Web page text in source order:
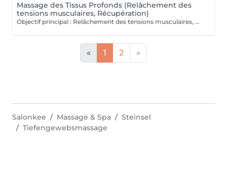
Massage des Tissus Profonds (Relâchement des
tensions musculaires, Récupération)
Objectif principal : Relâchement des tensions musculaires, Récupération. Massage intense ciblant les couches musculaires profondes pour soulager les tensions. Il agit directement sur les fibres musculaires, améliore la mobilité et restaure la souplesse des tissus. Véritable rituel de détente et de récupération, le massage des tissus profonds est un soin d'exception qui agit au cur des tensions musculaires. Grâce à des manuvres lentes et précises, il libère les zones de stress, relance la circulation et rééquilibre le corps en profondeur. Ce massage offre une sensation immédiate de relâchement, tout en procurant un bien-être durable et une profonde harmonisation du corps et de l'esprit. Fréquence recommandée : une séance par semaine en phase de soulagement pendant 2 à 4 semaines afin de libérer les tensions profondes et soutenir la récupération musculaire, puis une séance toutes les 3 à 4 semaines en entretien pour préserver souplesse, mobilité et confort durable.
« 1 2 »
Salonkee Massage & Spa
Steinsel
Tiefengewebsmassage